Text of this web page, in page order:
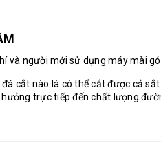
và người mới sử dụng máy mài
cắt nào là có thể cắt được cả
trực tiếp đến chất lượng